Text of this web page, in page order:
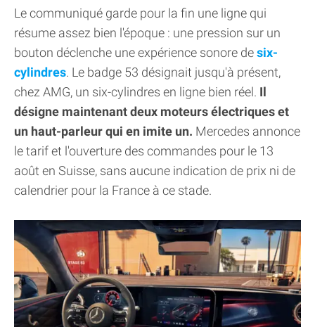
Le communiqué garde pour la fin une ligne qui
résume assez bien l'époque : une pression sur un
bouton déclenche une expérience sonore desix-
cylindres. Le badge 53 désignait jusqu'à présent,
chez AMG, un six-cylindres en ligne bien réel. Il
désigne maintenant deux moteurs électriques et
un haut-parleur qui en imite un. Mercedes annonce
le tarif et l'ouverture des commandes pour le 13
août en Suisse, sans aucune indication de prix ni de
calendrier pour la France à ce stade.